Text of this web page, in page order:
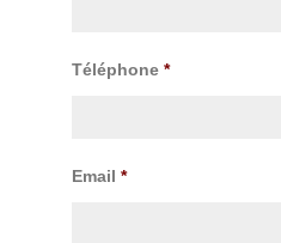
Téléphone *
Email *